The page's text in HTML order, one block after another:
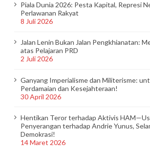
Piala Dunia 2026: Pesta Kapital, Represi
Perlawanan Rakyat
8 Juli 2026
Jalan Lenin Bukan Jalan Pengkhianatan:
atas Pelajaran PRD
2 Juli 2026
Ganyang Imperialisme dan Militerisme:
Perdamaian dan Kesejahteraan!
30 April 2026
Hentikan Teror terhadap Aktivis
Penyerangan terhadap Andrie Yunus,
Demokrasi!
14 Maret 2026